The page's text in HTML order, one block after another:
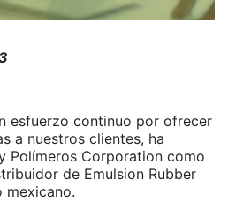
esfuerzo continuo por ofrecer
a nuestros clientes, ha
Polímeros Corporation como
de Emulsion Rubber
mexicano.